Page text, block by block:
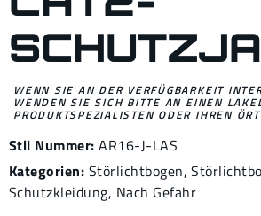
WENN SIE AN DER VERFÜGBARKEIT
WENDEN SIE SICH BITTE AN EINEN
PRODUKTSPEZIALISTEN ODER IHREN
Stil Nummer: AR16-J-LAS
Kategorien: Störlichtbogen,
Schutzkleidung, Nach Gefahr